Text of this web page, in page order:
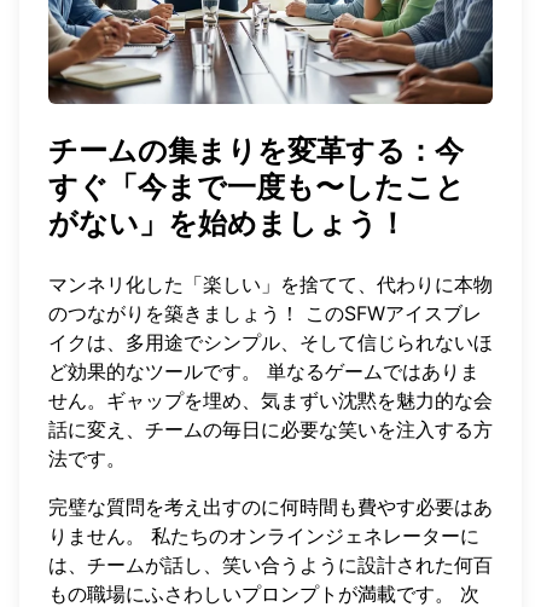
チームの集まりを変革する：今
すぐ「今まで一度も〜したこと
がない」を始めましょう！
マンネリ化した「楽しい」を捨てて、代わりに本物
のつながりを築きましょう！ このSFWアイスブレ
イクは、多用途でシンプル、そして信じられないほ
ど効果的なツールです。 単なるゲームではありま
せん。ギャップを埋め、気まずい沈黙を魅力的な会
話に変え、チームの毎日に必要な笑いを注入する方
法です。
完璧な質問を考え出すのに何時間も費やす必要はあ
りません。 私たちのオンラインジェネレーターに
は、チームが話し、笑い合うように設計された何百
もの職場にふさわしいプロンプトが満載です。 次